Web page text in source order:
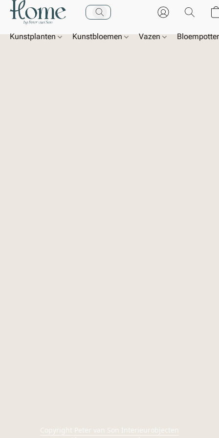
Kunstplanten Kunstbloemen Vazen
Copyright Peter van Son Interieurobjecten